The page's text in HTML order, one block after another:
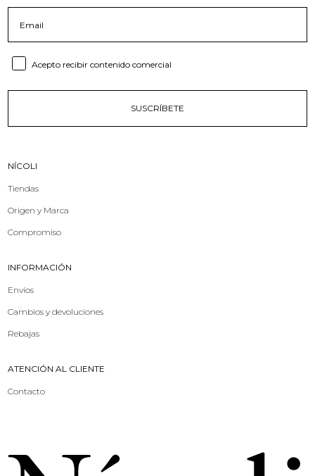
Consent email
Acepto recibir contenido comercial
SUSCRÍBETE
NÍCOLI
Tiendas
Origen y Marca
Compromiso
INFORMACIÓN
Envíos
Cambios y devoluciones
Rebajas
ATENCIÓN AL CLIENTE
Contacto